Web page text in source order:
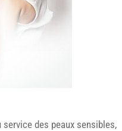
des peaux sensibles,